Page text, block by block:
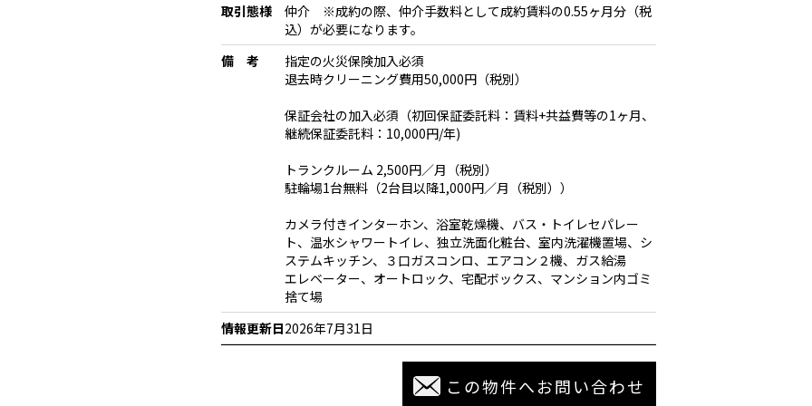
取引態様
仲介 ※成約の際、仲介手数料として成約賃料の0.55ヶ月分（税
込）が必要になります。
備 考
指定の火災保険加入必須
退去時クリーニング費用50,000円（税別）
保証会社の加入必須（初回保証委託料：賃料+共益費等の1ヶ月、
継続保証委託料：10,000円/年)
トランクルーム 2,500円／月（税別）
駐輪場1台無料（2台目以降1,000円／月（税別））
カメラ付きインターホン、浴室乾燥機、バス・トイレセパレー
ト、温水シャワートイレ、独立洗面化粧台、室内洗濯機置場、シ
ステムキッチン、３口ガスコンロ、エアコン２機、ガス給湯
エレベーター、オートロック、宅配ボックス、マンション内ゴミ
捨て場
情報更新日2026年7月31日
この物件へお問い合わせ